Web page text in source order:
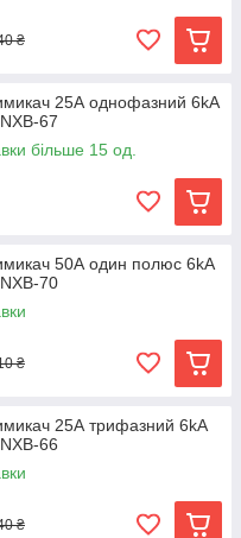
₴
25А однофазний 6kA
67
більше 15 од.
50А один полюс 6kA
70
₴
25А трифазний 6kA
66
₴